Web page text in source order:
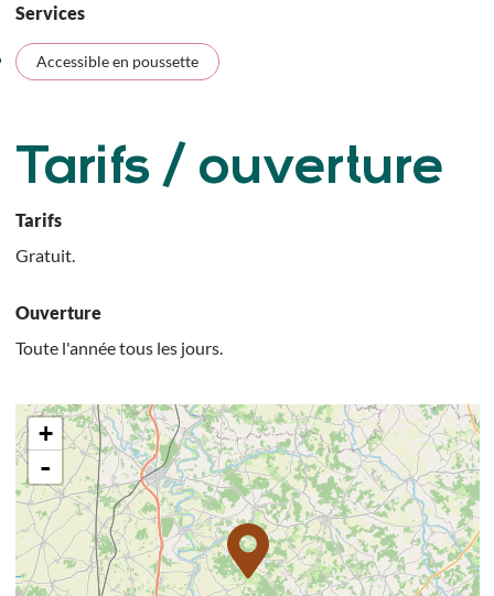
Services
Accessible en poussette
Tarifs / ouverture
Tarifs
Gratuit.
Ouverture
Toute l'année tous les jours.
+
-